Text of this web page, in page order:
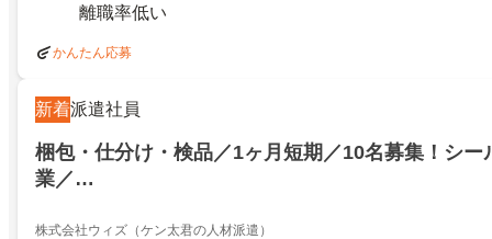
離職率低い
かんたん応募
新着派遣社員
梱包・仕分け・検品／1ヶ月短期／10名募集！シー
業／…
株式会社ウィズ（ケン太君の人材派遣）